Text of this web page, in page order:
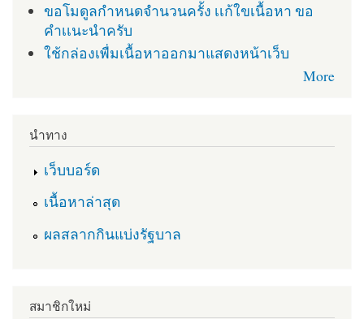
ขอโมดูลกำหนดจำนวนครั้ง เเก้ใขเนื้อหา ขอ
คำเเนะนำครับ
ใช้กล่องเพื่มเนื้อหาออกมาแสดงหน้าเว็บ
More
นำทาง
เว็บบอร์ด
เนื้อหาล่าสุด
ผลสลากกินแบ่งรัฐบาล
สมาชิกใหม่